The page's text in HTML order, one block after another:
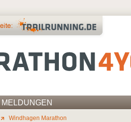
MELDUNGEN
Windhagen Marathon